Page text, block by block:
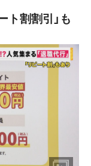
割割引」も